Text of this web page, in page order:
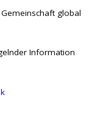
global
Information